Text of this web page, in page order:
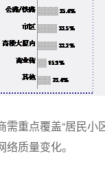
需重点覆盖“居民小
络质量变化。